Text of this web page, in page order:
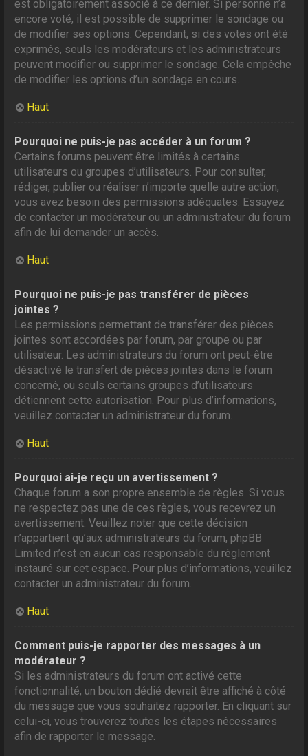
est obligatoirement associé à ce dernier. Si personne n’a
encore voté, il est possible de supprimer le sondage ou
de modifier ses options. Cependant, si des votes ont été
exprimés, seuls les modérateurs et les administrateurs
peuvent modifier ou supprimer le sondage. Cela empêche
de modifier les options d’un sondage en cours.
Haut
Pourquoi ne puis-je pas accéder à un forum ?
Certains forums peuvent être limités à certains
utilisateurs ou groupes d’utilisateurs. Pour consulter,
rédiger, publier ou réaliser n’importe quelle autre action,
vous avez besoin des permissions adéquates. Essayez
de contacter un modérateur ou un administrateur du forum
afin de lui demander un accès.
Haut
Pourquoi ne puis-je pas transférer de pièces
jointes ?
Les permissions permettant de transférer des pièces
jointes sont accordées par forum, par groupe ou par
utilisateur. Les administrateurs du forum ont peut-être
désactivé le transfert de pièces jointes dans le forum
concerné, ou seuls certains groupes d’utilisateurs
détiennent cette autorisation. Pour plus d’informations,
veuillez contacter un administrateur du forum.
Haut
Pourquoi ai-je reçu un avertissement ?
Chaque forum a son propre ensemble de règles. Si vous
ne respectez pas une de ces règles, vous recevrez un
avertissement. Veuillez noter que cette décision
n’appartient qu’aux administrateurs du forum, phpBB
Limited n’est en aucun cas responsable du règlement
instauré sur cet espace. Pour plus d’informations, veuillez
contacter un administrateur du forum.
Haut
Comment puis-je rapporter des messages à un
modérateur ?
Si les administrateurs du forum ont activé cette
fonctionnalité, un bouton dédié devrait être affiché à côté
du message que vous souhaitez rapporter. En cliquant sur
celui-ci, vous trouverez toutes les étapes nécessaires
afin de rapporter le message.